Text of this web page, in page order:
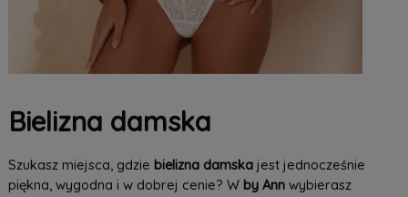
Bielizna damska
Szukasz miejsca, gdzie bielizna damskajest jednocześnie
piękna, wygodna i w dobrej cenie? W by Annwybierasz